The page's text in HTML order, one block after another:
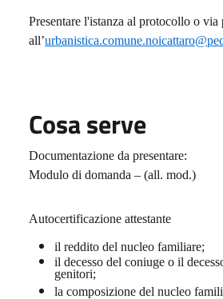
Presentare l'istanza al protocollo o via
all’
Cosa serve
Documentazione da presentare:
Modulo di domanda – (all. mod.)
Autocertificazione attestante
il reddito del nucleo familiare;
il decesso del coniuge o il
genitori;
la composizione del nucleo